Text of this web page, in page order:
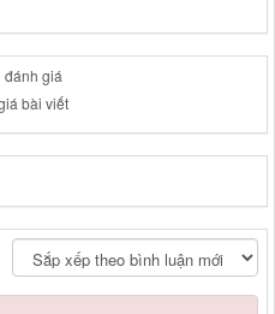
đánh giá
bài viết